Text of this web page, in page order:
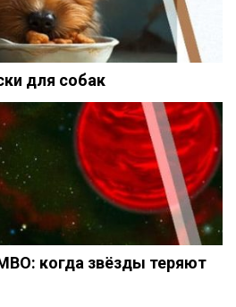
для собак
когда звёзды теряют